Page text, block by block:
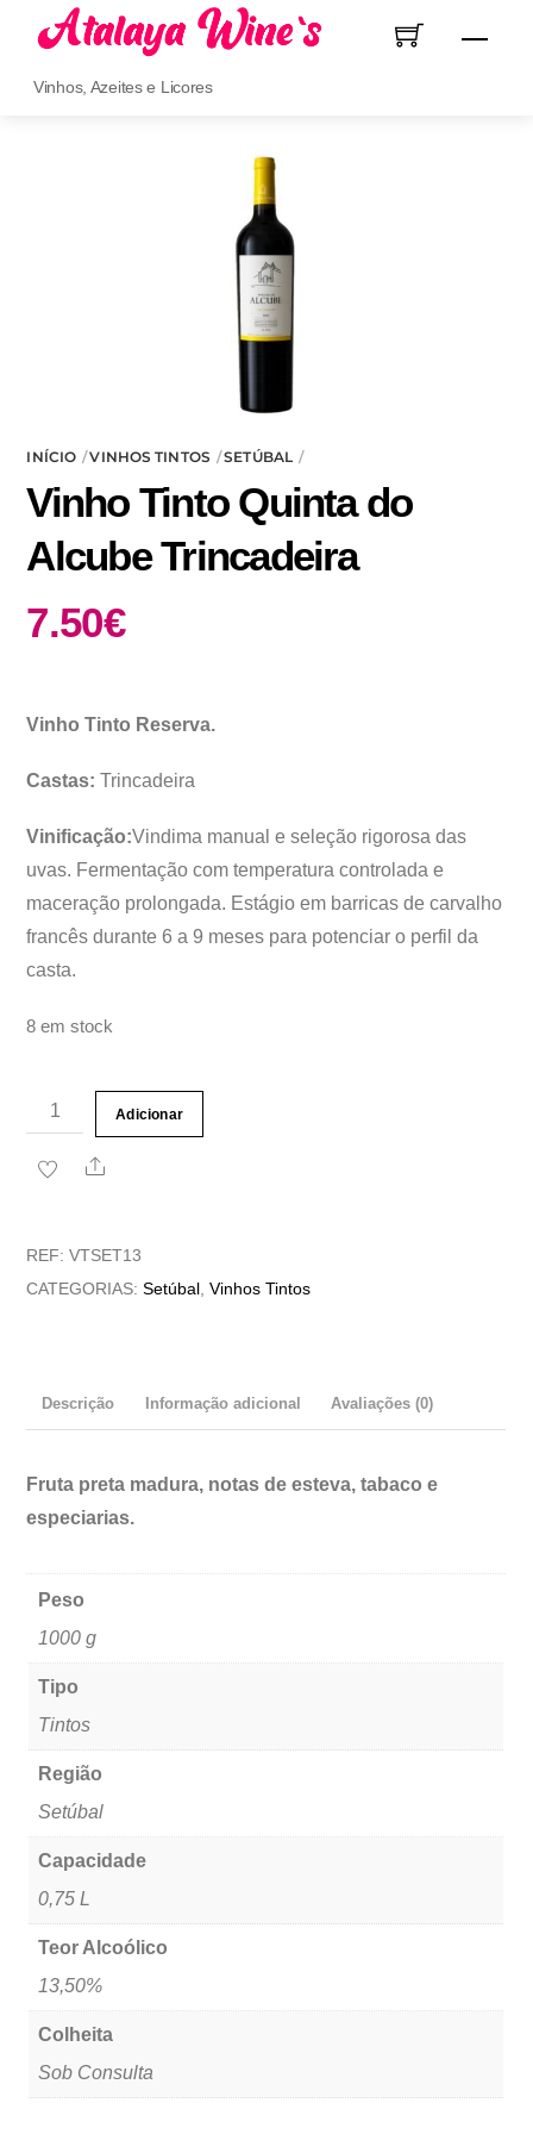
content
Menu
Vinhos, Azeites e Licores
INÍCIO VINHOS TINTOS SETÚBAL
Vinho Tinto Quinta do
Alcube Trincadeira
7.50€
Vinho Tinto Reserva.
Castas: Trincadeira
Vinificação:Vindima manual e seleção rigorosa das
uvas. Fermentação com temperatura controlada e
maceração prolongada. Estágio em barricas de carvalho
francês durante 6 a 9 meses para potenciar o perfil da
casta.
8 em stock
Quantidade
de
Vinho
Adicionar
Share
REF:VTSET13
CATEGORIAS:Setúbal ,Vinhos Tintos
Descrição Informação adicional Avaliações (0)
Fruta preta madura, notas de esteva, tabaco e
especiarias.
Peso
1000 g
Tipo
Tintos
Região
Setúbal
Capacidade
0,75 L
Teor Alcoólico
13,50%
Colheita
Sob Consulta